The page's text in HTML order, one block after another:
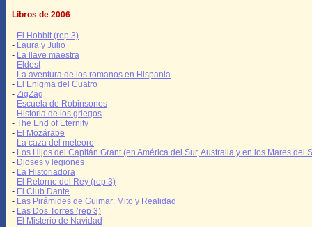
Libros de 2006
- El Hobbit (rep 3)
- Laura y Julio
- La llave maestra
- Eldest
- La aventura de los romanos en Hispania
- El Enigma del Cuatro
- ZigZag
- Escuela de Robinsones
- Historia de los griegos
- The End of Eternity
- El Mozárabe
- La caza del meteoro
- Los Hijos del Capitán Grant (en América del Sur, Australia y en los Mares del
- Dioses y legiones
- La Historiadora
- El Retorno del Rey (rep 3)
- El Club Dante
- Las Pirámides de Güimar: Mito y Realidad
- Las Dos Torres (rep 3)
- El Misterio de Navidad